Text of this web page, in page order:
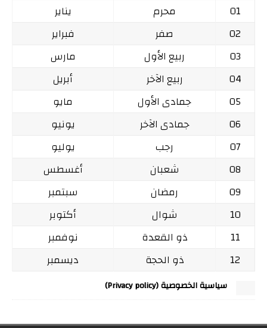
01
محرم
يناير
02
صفر
فبراير
03
ربيع الأول
مارس
04
ربيع الآخر
أبريل
05
جمادى الأول
مايو
06
جمادى الآخر
يونيو
07
رجب
يوليو
08
شعبان
أغسطس
09
رمضان
سبتمبر
10
شوال
أكتوبر
11
ذو القعدة
نوفمبر
12
ذو الحجة ديسمبر
سياسية الخصوصية (Privacy policy)